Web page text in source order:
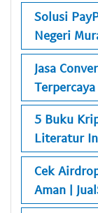
Solusi
Negeri
Jasa
5 Buku
Literatur
Cek
Aman |